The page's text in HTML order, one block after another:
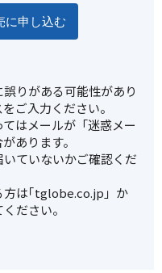
りがある可能性があり
ご入力ください。
はメールが「迷惑メー
あります。
ていないかご確認くだ
方は｢tglobe.co.jp」か
ださい。